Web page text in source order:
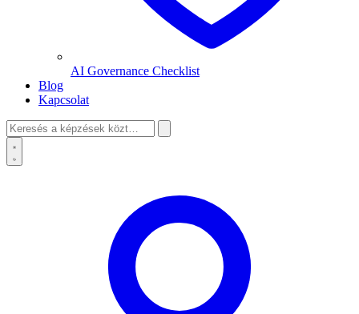
AI Governance Checklist
Blog
Kapcsolat